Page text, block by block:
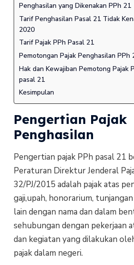
Penghasilan yang Dikenakan PPh 21
Tarif Penghasilan Pasal 21 Tidak
2020
Tarif Pajak PPh Pasal 21
Pemotongan Pajak Penghasilan PPh
Hak dan Kewajiban Pemotong Pajak
pasal 21
Kesimpulan
Pengertian Pajak
Penghasilan
Pengertian pajak PPh pasal 21
Peraturan Direktur Jenderal
32/PJ/2015 adalah pajak atas
gaji,upah, honorarium,
lain dengan nama dan dalam
sehubungan dengan pekerjaan
dan kegiatan yang dilakukan
pajak dalam negeri.